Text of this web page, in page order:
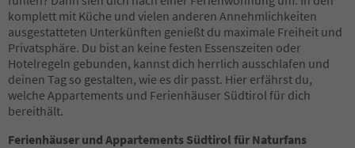
9
10
11
12
13
14
15
16
17
komplett mit Küche und vielen anderen Annehmlichkeiten
ausgestatteten Unterkünften genießt du maximale Freiheit und
Privatsphäre. Du bist an keine festen Essenszeiten oder
Hotelregeln gebunden, kannst dich herrlich ausschlafen und
deinen Tag so gestalten, wie es dir passt. Hier erfährst du,
welche Appartements und Ferienhäuser Südtirol für dich
bereithält.
Ferienhäuser und Appartements Südtirol für Naturfans